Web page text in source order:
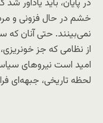
در پایان، باید
خشم در حال فزونی و
نمی‌بینند. حتی آنان که
از نظامی که جز
امید است نیروهای
لحظه تاریخی، جبهه‌ای